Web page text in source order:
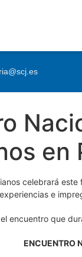
en
celebrará
e
encuentro que
ENCUENTRO